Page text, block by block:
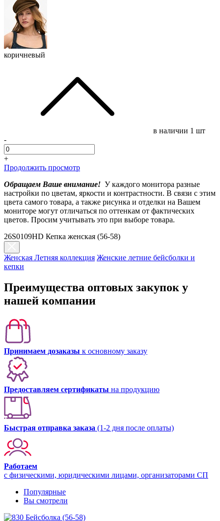
коричневый
в наличии 1 шт
-
+
Продолжить просмотр
Обращаем Ваше внимание! У каждого монитора разные
настройки по цветам, яркости и контрастности. В связи с этим
цвета самого товара, а также рисунка и отделки на Вашем
мониторе могут отличаться по оттенкам от фактических
цветов. Просим учитывать это при выборе товара.
26S0109HD Кепка женская (56-58)
Женская Летняя коллекция Женские летние бейсболки и
кепки
Преимущества оптовых закупок у
нашей компании
Принимаем дозаказы к основному заказу
Предоставляем сертификаты на продукцию
Быстрая отправка заказа (1-2 дня после оплаты)
Работаем
с физическими, юридическими лицами, организаторами СП
Популярные
Вы смотрели